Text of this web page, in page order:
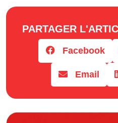
PARTAGER
Facebook
Email